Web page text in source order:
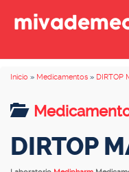
Inicio » Medicamentos » DIRTOP
DIRTOP